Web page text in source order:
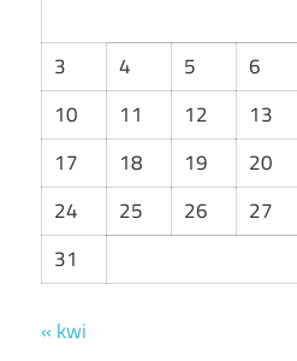
3
4 5 6
10
11 12 13
17
18 19 20
24
25 26 27
31
« kwi